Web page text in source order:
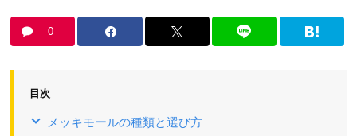
0
目次
メッキモールの種類と選び方